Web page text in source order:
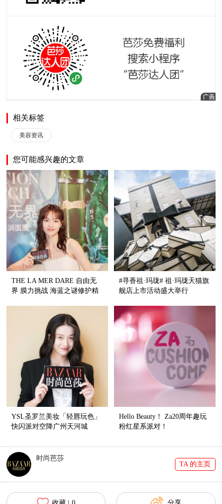
相关标签
美容资讯
您可能感兴趣的文章
THE LA MER DARE 自由无
界 膜力挑战 海蓝之谜修护精
#寻香祖·玛珑# 祖·玛珑天猫旗
舰店上市活动盛大举行
YSL圣罗兰美妆「轻唇玩色」
快闪派对空降广州天河城
Hello Beauty！ Za20周年趣玩
粉红星系派对！
时尚芭莎
TA 的主页